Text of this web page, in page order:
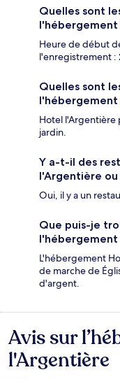
Quelles sont
Heure de début
l'enregistrement :
Quelles sont
Hotel l'Argentière
jardin.
Y a-t-il des
l'Argentière
Oui, il y a un
Que puis-je
l'hébergement
L'hébergement
de marche de
d'argent.
Avis
Avis sur
l'Argentière